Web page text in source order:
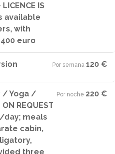
IS
available
with
euro
Por semana·120 €
/ Yoga /
REQUEST
day; meals
cabin,
three
Por noche·220 €